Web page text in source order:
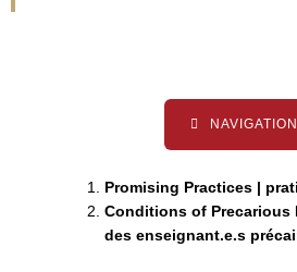
NAVIGATION
Promising Practices |
Conditions of
des enseignant.e.s